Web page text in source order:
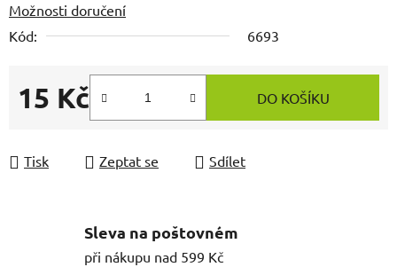
Možnosti doručení
Kód:
6693
15 Kč
Měrná cena:
DO KOŠÍKU
Tisk Zeptat se Sdílet
Sleva na poštovném
při nákupu nad 599 Kč